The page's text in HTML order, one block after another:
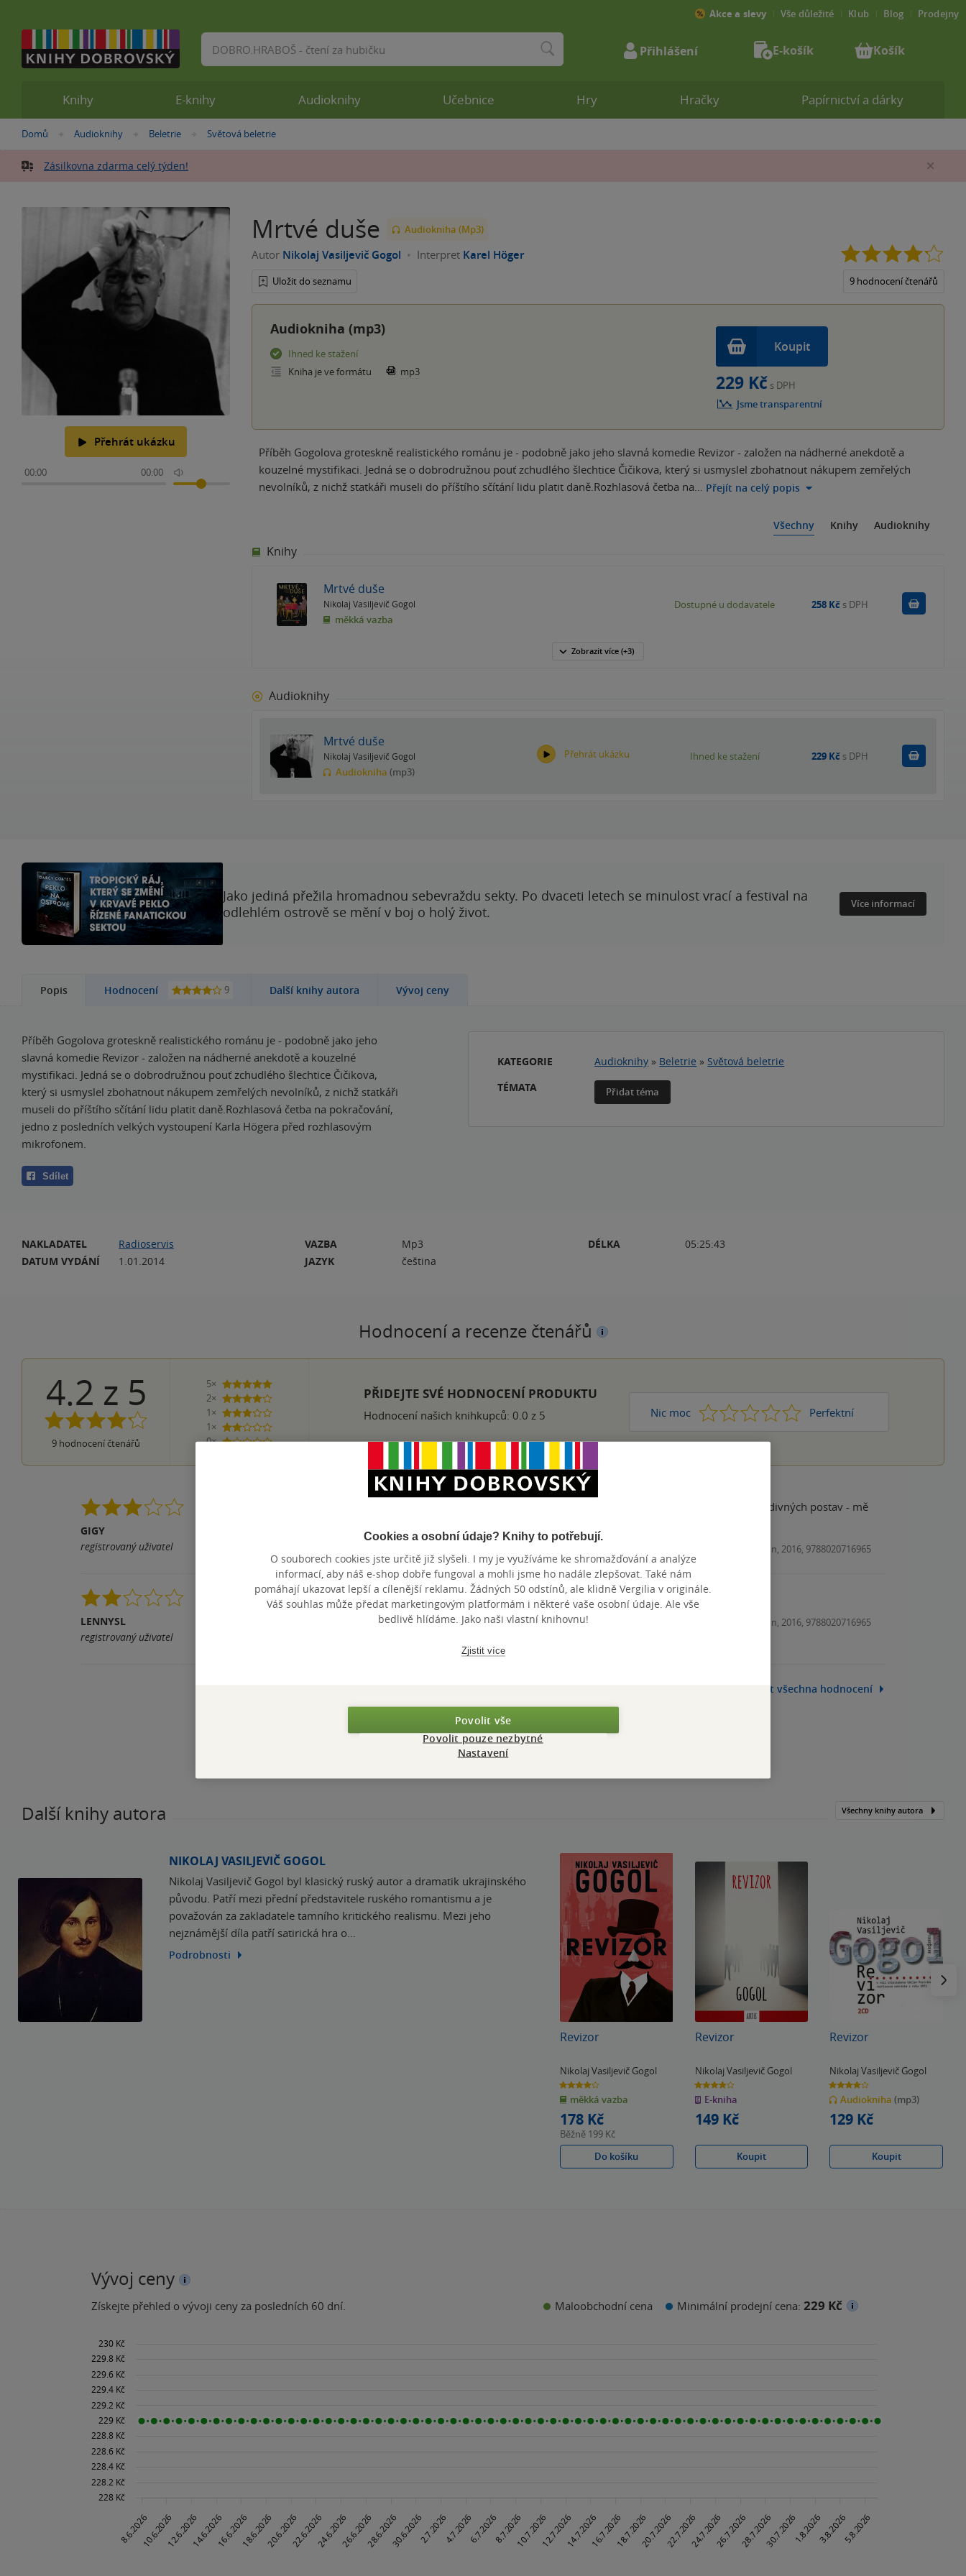
Nacházíte
zde:
Domů »Audioknihy »
Beletrie »
Světová beletrie
Zásilkovna zdarma celý týden!
Přehrát ukázku
00:00 00:00
Mrtvé duše Audiokniha (Mp3)
Autor Nikolaj Vasiljevič Gogol Interpret Karel Höger
Uložit do seznamu 9 hodnocení čtenářů
Audiokniha (mp3)
Ihned ke stažení
Kniha je ve formátu
mp3
Koupit
229 Kč s DPH
Jsme transparentní
Příběh Gogolova groteskně realistického románu je - podobně jako jeho slavná komedie Revizor - založen na nádherné anekdotě a
kouzelné mystifikaci. Jedná se o dobrodružnou pouť zchudlého šlechtice Čičikova, který si usmyslel zbohatnout nákupem zemřelých
nevolníků, z nichž statkáři museli do příštího sčítání lidu platit daně.Rozhlasová četba na… Přejít na celý popis
Všechny Knihy Audioknihy
Knihy
Mrtvé duše
Nikolaj Vasiljevič Gogol
měkká vazba
Dostupné u dodavatele 258 Kč s DPH
Zobrazit více (+3)
Audioknihy
Mrtvé duše
Nikolaj Vasiljevič Gogol
Audiokniha (mp3)
Přehrát ukázku Ihned ke stažení 229 Kč s DPH Koupit
Jako jediná přežila hromadnou sebevraždu sekty. Po dvaceti letech se minulost vrací a festival na
odlehlém ostrově se mění v boj o holý život.
Více informací
Popis Hodnocení 9 Další knihy autora Vývoj ceny
Příběh Gogolova groteskně realistického románu je - podobně jako jeho
slavná komedie Revizor - založen na nádherné anekdotě a kouzelné
mystifikaci. Jedná se o dobrodružnou pouť zchudlého šlechtice Čičikova,
který si usmyslel zbohatnout nákupem zemřelých nevolníků, z nichž statkáři
museli do příštího sčítání lidu platit daně.Rozhlasová četba na pokračování,
jedno z posledních velkých vystoupení Karla Högera před rozhlasovým
mikrofonem.
Sdílet
KATEGORIE Audioknihy » Beletrie » Světová beletrie
TÉMATA
Přidat téma
NAKLADATEL
Radioservis
DATUM VYDÁNÍ
1.01.2014
VAZBA
Mp3
JAZYK
čeština
DÉLKA 05:25:43
Hodnocení a recenze čtenářů
4.2 z 5
9 hodnocení čtenářů
5×
5 hvězdiček
2×
4 hvězdičky
1×
3 hvězdičky
1×
2 hvězdičky
0×
1 hvezdička
PŘIDEJTE SVÉ HODNOCENÍ PRODUKTU
Hodnocení našich knihkupců: 0.0 z 5 Nic moc 1 2 3 4 Perfektní
5
GIGY
registrovaný uživatel
Mrtvé duše se mi líbily o něco méně než Petrohradské povídky. Nicméně čtenář v nich může najít spoustu roztodivných postav - mě
Kniha, Odeon, 2016, 9788020716965
LENNYSL
registrovaný uživatel
Ruská klasika, ovšem mě nikterak nezaujala, snad někdy později...?
Ano47 Kniha, Odeon, 2016, 9788020716965
Zobrazit všechna hodnocení
Přidat hodnocení
Další knihy autora Všechny knihy autora
NIKOLAJ VASILJEVIČ GOGOL
Nikolaj Vasiljevič Gogol byl klasický ruský autor a dramatik ukrajinského
původu. Patří mezi přední představitele ruského romantismu a je
považován za zakladatele tamního kritického realismu. Mezi jeho
nejznámější díla patří satirická hra o…
Podrobnosti
Revizor
Nikolaj Vasiljevič Gogol
3.9
z
5
hvězdiček
měkká vazba
178 Kč
Běžně 199 Kč
Do košíku
Revizor
Nikolaj Vasiljevič Gogol
3.9
z
5
hvězdiček
E-kniha
149 Kč
Koupit
Revizor
Nikolaj Vasiljevič Gogol
3.9
z
5
hvězdiček
Audiokniha(mp3)
129 Kč
Koupit
Vývoj ceny
Získejte přehled o vývoji ceny za posledních 60 dní. Maloobchodní cena Minimální prodejní cena: 229 Kč
Knihy E-knihy Audioknihy Učebnice Hry Hračky Papírnictví a dárky
Akce a slevy Vše důležité Klub Blog Prodejny
Vyhledávání Přihlášení E-košík Košík
Cookies a osobní údaje? Knihy to potřebují.
O souborech cookies jste určitě již slyšeli. I my je využíváme ke shromažďování a analýze
informací, aby náš e-shop dobře fungoval a mohli jsme ho nadále zlepšovat. Také nám
pomáhají ukazovat lepší a cílenější reklamu. Žádných 50 odstínů, ale klidně Vergilia v originále.
Váš souhlas může předat marketingovým platformám i některé vaše osobní údaje. Ale vše
bedlivě hlídáme. Jako naši vlastní knihovnu!
Zjistit více
Povolit vše
Povolit pouze nezbytné
Nastavení